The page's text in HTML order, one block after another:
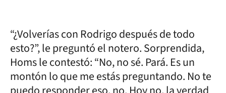
“¿Volverías con Rodrigo después de todo
esto?”, le preguntó el notero. Sorprendida,
Homs le contestó: “No, no sé. Pará. Es un
montón lo que me estás preguntando. No te